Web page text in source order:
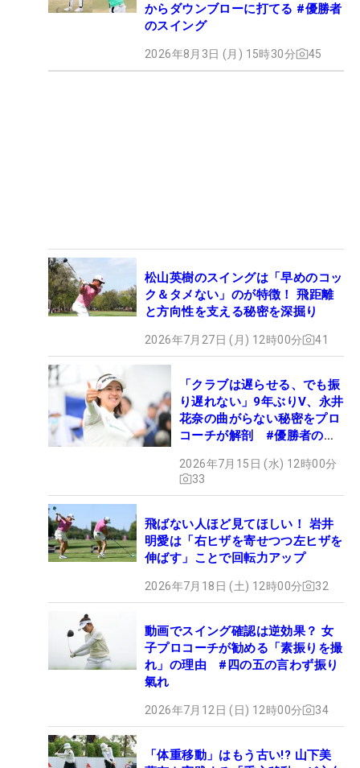
からダウンブローに打てる #優勝者
のスイング
2026年8月3日 (月) 15時30分 45
松山英樹のスイングは「早めのコッ
ク＆タメない」のが特徴！ 飛距離
と方向性を支える秘密を深掘り
2026年7月27日 (月) 12時00分 41
「クラブは遅らせる、でも振
り遅れない」9年ぶりV、永井
花奈の曲がらない秘密をプロ
コーチが解剖 #優勝者のス
2026年7月15日 (水) 12時00分
33
飛ばない人ほど見てほしい！ 岩井
明愛は「右ヒザを寄せつつ左ヒザを
伸ばす」ことで回転力アップ
2026年7月18日 (土) 12時00分 32
動画でスイング確認は逆効果？ 女
子プロコーチが勧める「素振りを撮
れ」の理由 #四の五の言わず振り
氣れ
2026年7月12日 (日) 12時00分 34
「体重移動」はもう古い!? 山下美